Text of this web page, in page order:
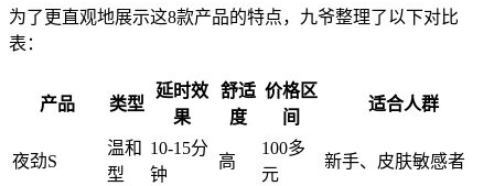
为了更直观地展示这8款产品的特点，九爷整理了以下对比
表：
产品 类型
延时效
果
舒适
度
价格区
间
适合人群
夜劲S
温和
型
10-15分
钟
高
100多
元
新手、皮肤敏感者